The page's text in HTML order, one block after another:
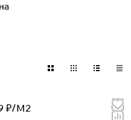
₽/М2